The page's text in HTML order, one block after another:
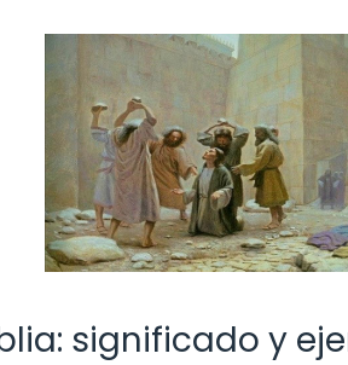
significado y